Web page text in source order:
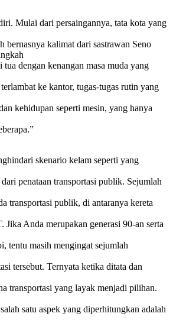
Mulai dari persaingannya, tata kota yang
bernasnya kalimat dari sastrawan Seno
dengan kenangan masa muda yang
ke kantor, tugas-tugas rutin yang
kehidupan seperti mesin, yang hanya
skenario kelam seperti yang
penataan transportasi publik. Sejumlah
transportasi publik, di antaranya kereta
Jika Anda merupakan generasi 90-an serta
tentu masih mengingat sejumlah
tersebut. Ternyata ketika ditata dan
transportasi yang layak menjadi pilihan.
satu aspek yang diperhitungkan adalah